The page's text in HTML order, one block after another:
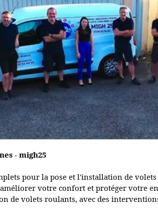
- migh25
pour la pose et l'installation de
votre confort et protéger votre
de volets roulants, avec des